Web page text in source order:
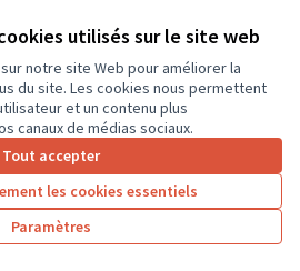
utilisés sur le site web
notre site Web pour améliorer la
du site. Les cookies nous permettent
et un contenu plus
canaux de médias sociaux.
Tout accepter
les cookies essentiels
Paramètres